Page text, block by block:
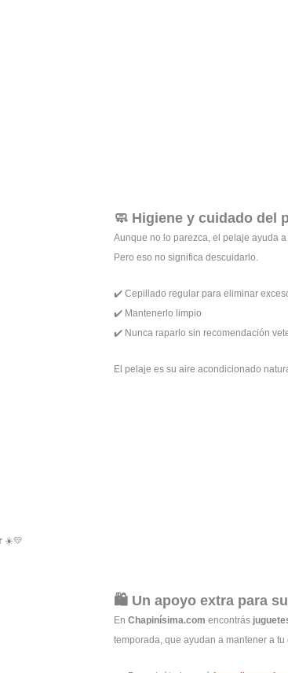
🧼 Higiene y cuidado del
Aunque no lo parezca, el pelaje ayuda
Pero eso no significa descuidarlo.
✔️ Cepillado regular para eliminar
✔️ Mantenerlo limpio
✔️ Nunca raparlo sin recomendación
El pelaje es su aire acondicionado
☀️💛
🛍️ Un apoyo extra para
En Chapinísima.com encontrás
temporada, que ayudan a mantener a